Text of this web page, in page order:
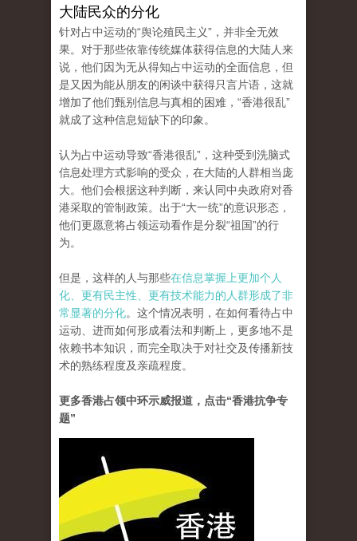
大陆民众的分化
针对占中运动的“舆论殖民主义”，并非全无效
果。对于那些依靠传统媒体获得信息的大陆人来
说，他们因为无从得知占中运动的全面信息，但
是又因为能从朋友的闲谈中获得只言片语，这就
增加了他们甄别信息与真相的困难，“香港很乱”
就成了这种信息短缺下的印象。
认为占中运动导致“香港很乱”，这种受到洗脑式
信息处理方式影响的受众，在大陆的人群相当庞
大。他们会根据这种判断，来认同中央政府对香
港采取的管制政策。出于“大一统”的意识形态，
他们更愿意将占领运动看作是分裂“祖国”的行
为。
但是，这样的人与那些在信息掌握上更加个人
化、更有民主性、更有技术能力的人群形成了非
常显著的分化。这个情况表明，在如何看待占中
运动、进而如何形成看法和判断上，更多地不是
依赖书本知识，而完全取决于对社交及传播新技
术的熟练程度及亲疏程度。
更多香港占领中环示威报道，点击“香港抗争专
题”